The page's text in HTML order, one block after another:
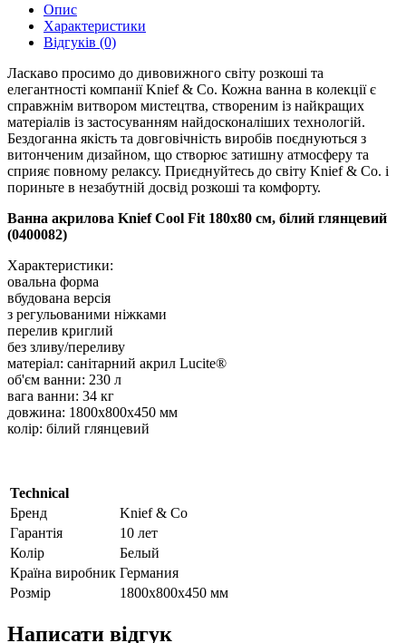
Опис
Характеристики
Відгуків (0)
Ласкаво просимо до дивовижного світу розкоші та
елегантності компанії Knief & Co. Кожна ванна в колекції є
справжнім витвором мистецтва, створеним із найкращих
матеріалів із застосуванням найдосконаліших технологій.
Бездоганна якість та довговічність виробів поєднуються з
витонченим дизайном, що створює затишну атмосферу та
сприяє повному релаксу. Приєднуйтесь до світу Knief & Co. і
пориньте в незабутній досвід розкоші та комфорту.
Ванна акрилова Knief Cool Fit 180х80 см, білий глянцевий
(0400082)
Характеристики:
овальна форма
вбудована версія
з регульованими ніжками
перелив криглий
без зливу/переливу
матеріал: санітарний акрил Lucite®
об'єм ванни: 230 л
вага ванни: 34 кг
довжина: 1800х800х450 мм
колір: білий глянцевий
Technical
Бренд
Knief & Co
Гарантія
10 лет
Колір
Белый
Країна виробник Германия
Розмір
1800х800х450 мм
Написати відгук